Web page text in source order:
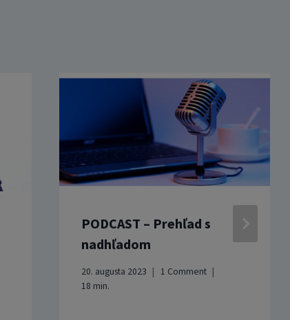
PODCAST – Prehľad s
nadhľadom
20. augusta 2023
1 Comment
18 min.